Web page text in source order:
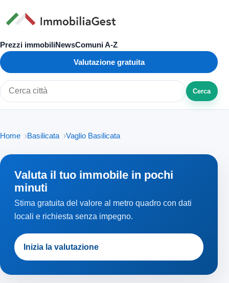
Prezzi immobiliNewsComuni A-Z
Valutazione gratuita
Cerca città o zona
Cerca
Home Basilicata Vaglio Basilicata
Valuta il tuo immobile in pochi
minuti
Stima gratuita del valore al metro quadro con dati
locali e richiesta senza impegno.
Inizia la valutazione